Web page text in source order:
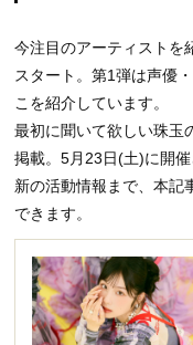
今注目のアーティストを
スタート。第1弾は声優
こを紹介しています。
最初に聞いて欲しい珠玉
掲載。5月23日(土)に開
新の活動情報まで、本記
できます。